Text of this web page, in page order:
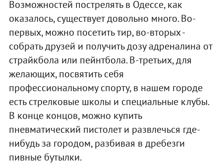
Возможностей пострелять в Одессе, как
оказалось, существует довольно много. Во-
первых, можно посетить тир, во-вторых -
собрать друзей и получить дозу адреналина от
страйкбола или пейнтбола. В-третьих, для
желающих, посвятить себя
профессиональному спорту, в нашем городе
есть стрелковые школы и специальные клубы.
В конце концов, можно купить
пневматический пистолет и развлечься где-
нибудь за городом, разбивая в дребезги
пивные бутылки.